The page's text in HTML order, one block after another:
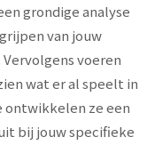
grondige analyse
van jouw
voeren
wat er al speelt in
ontwikkelen ze een
bij jouw specifieke